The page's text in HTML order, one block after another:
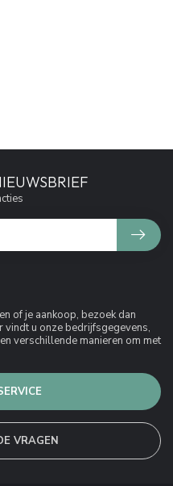
of je aankoop, bezoek dan
vindt u onze bedrijfsgegevens,
verschillende manieren om met
VRAGEN